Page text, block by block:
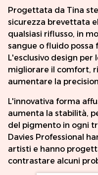
Progettata da Tina
sicurezza brevettata
qualsiasi riflusso, in
sangue o fluido possa
L'esclusivo design
migliorare il comfort,
aumentare la
L'innovativa forma
aumenta la stabilità,
del pigmento in ogni
Davies Professional
artisti e hanno
contrastare alcuni